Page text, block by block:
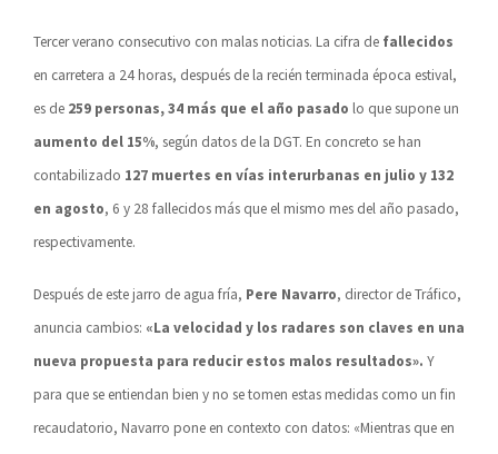
Tercer verano consecutivo con malas noticias. La cifra de fallecidos
en carretera a 24 horas, después de la recién terminada época estival,
es de 259 personas, 34 más que el año pasado lo que supone un
aumento del 15%, según datos de la DGT. En concreto se han
contabilizado 127 muertes en vías interurbanas en julio y 132
en agosto, 6 y 28 fallecidos más que el mismo mes del año pasado,
respectivamente.
Después de este jarro de agua fría, Pere Navarro, director de Tráfico,
anuncia cambios: «La velocidad y los radares son claves en una
nueva propuesta para reducir estos malos resultados». Y
para que se entiendan bien y no se tomen estas medidas como un fin
recaudatorio, Navarro pone en contexto con datos: «Mientras que en